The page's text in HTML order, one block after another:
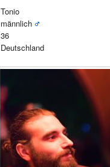
Tonio
männlich
36
Deutschland